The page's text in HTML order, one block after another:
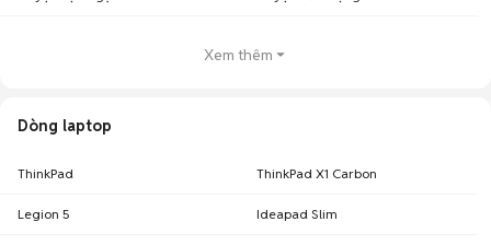
Xem thêm
Dòng laptop
ThinkPad ThinkPad X1 Carbon
Legion 5 Ideapad Slim